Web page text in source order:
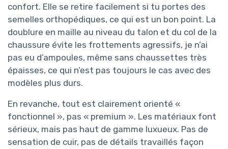
confort. Elle se retire facilement si tu portes des
semelles orthopédiques, ce qui est un bon point. La
doublure en maille au niveau du talon et du col de la
chaussure évite les frottements agressifs, je n’ai
pas eu d’ampoules, même sans chaussettes très
épaisses, ce qui n’est pas toujours le cas avec des
modèles plus durs.
En revanche, tout est clairement orienté «
fonctionnel », pas « premium ». Les matériaux font
sérieux, mais pas haut de gamme luxueux. Pas de
sensation de cuir, pas de détails travaillés façon